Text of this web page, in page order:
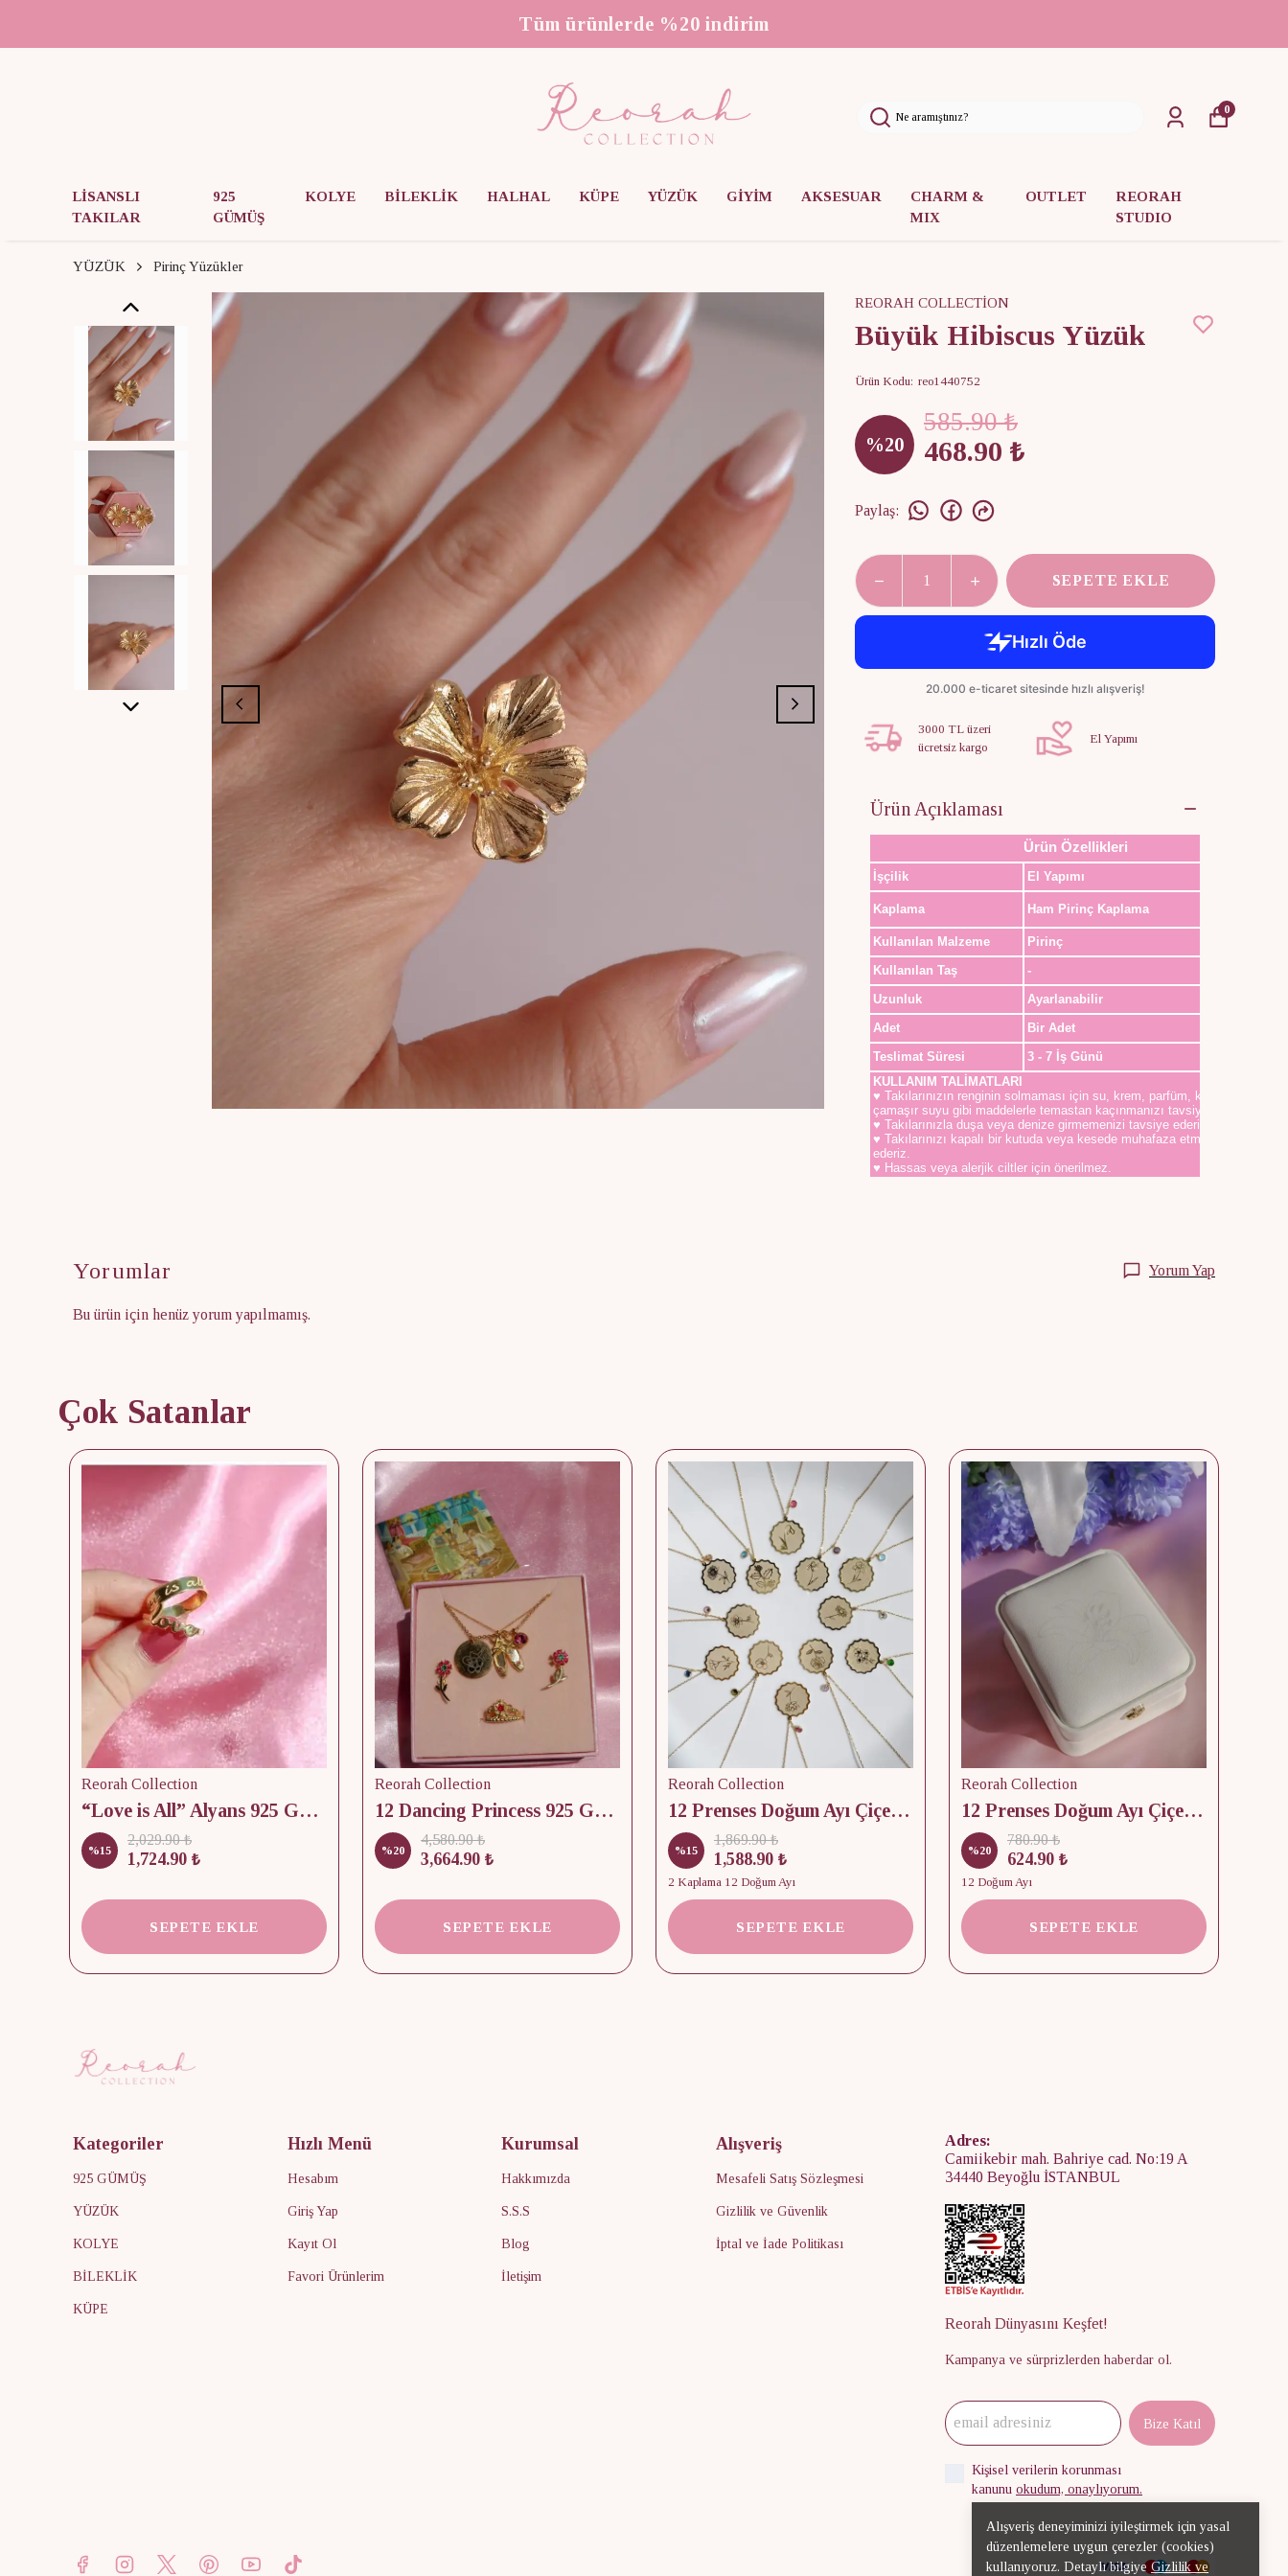
3000 ₺ üzeri ücretsiz kargo
LİSANSLI
TAKILAR
925
GÜMÜŞ
KOLYE BİLEKLİK HALHAL KÜPE YÜZÜK GİYİM AKSESUAR
CHARM &
MIX
OUTLET
REORAH
STUDIO
0
Alışveriş deneyiminizi iyileştirmek için yasal
düzenlemelere uygun çerezler (cookies)
kullanıyoruz. Detaylı bilgiye Gizlilik ve
YÜZÜK Pirinç Yüzükler
REORAH COLLECTİON
Büyük Hibiscus Yüzük
Ürün Kodu: reo1440752
%20
585.90 ₺
468.90 ₺
Paylaş:
SEPETE EKLE
3000 TL üzeri
ücretsiz kargo
El Yapımı
Ürün Açıklaması
Ürün Özellikleri
İşçilik El Yapımı
Kaplama Ham Pirinç Kaplama
Kullanılan Malzeme
Pirinç
Kullanılan Taş
-
Uzunluk
Ayarlanabilir
Adet
Bir Adet
Teslimat Süresi
3 - 7 İş Günü
KULLANIM TALİMATLARI
♥ Takılarınızın renginin solmaması için su, krem, parfüm, kolonya,
çamaşır suyu gibi maddelerle temastan kaçınmanızı tavsiye ederiz.
♥ Takılarınızla duşa veya denize girmemenizi tavsiye ederiz.
♥ Takılarınızı kapalı bir kutuda veya kesede muhafaza etmenizi tavsiye
ederiz.
♥ Hassas veya alerjik ciltler için önerilmez.
Yorumlar Yorum Yap
Bu ürün için henüz yorum yapılmamış.
Çok Satanlar
Reorah Collection
“Love is All” Alyans 925 Gümüş - Medium Beden
%15
2,029.90 ₺
1,724.90 ₺
SEPETE EKLE
Reorah Collection
12 Dancing Princess 925 Gümüş/ Kolye, Küpe ve Yüzük Set
%20
4,580.90 ₺
3,664.90 ₺
SEPETE EKLE
Reorah Collection
12 Prenses Doğum Ayı Çiçek & Taş 925 Gümüş Kolye
%15
1,869.90 ₺
1,588.90 ₺
2 Kaplama 12 Doğum Ayı
SEPETE EKLE
Reorah Collection
12 Prenses Doğum Ayı Çiçek Baskılı Takı Kutusu
%20
780.90 ₺
624.90 ₺
12 Doğum Ayı
SEPETE EKLE
Kategoriler
925 GÜMÜŞ
YÜZÜK
KOLYE
BİLEKLİK
KÜPE
Hızlı Menü
Hesabım
Giriş Yap
Kayıt Ol
Favori Ürünlerim
Kurumsal
Hakkımızda
S.S.S
Blog
İletişim
Alışveriş
Mesafeli Satış Sözleşmesi
Gizlilik ve Güvenlik
İptal ve İade Politikası
Adres:
Camiikebir mah. Bahriye cad. No:19 A
34440 Beyoğlu İSTANBUL
Reorah Dünyasını Keşfet!
Kampanya ve sürprizlerden haberdar ol.
Bize Katıl
Kişisel verilerin korunması
kanunu okudum, onaylıyorum.